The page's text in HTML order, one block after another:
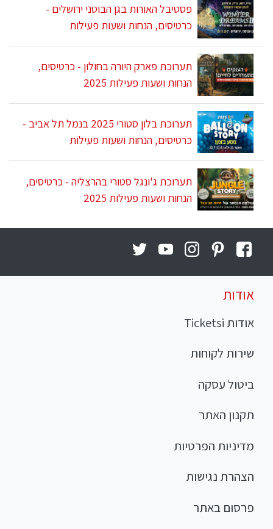
פסטיבל האורות בגן הבוטני ירושלים -
כרטיסים, הנחות ושעות פעילות
תערוכת פארק היורה בחולון - כרטיסים,
הנחות ושעות פעילות 2025
תערוכת בלון סטורי 2025 בנמל תל אביב -
כרטיסים, הנחות ושעות פעילות
תערוכת ג'ונגל סטורי בהרצליה - כרטיסים,
הנחות ושעות פעילות 2025
אודות
אודות Ticketsi
שירות לקוחות
ביטול עסקה
תקנון האתר
מדיניות הפרטיות
הצהרת נגישות
פרסום באתר